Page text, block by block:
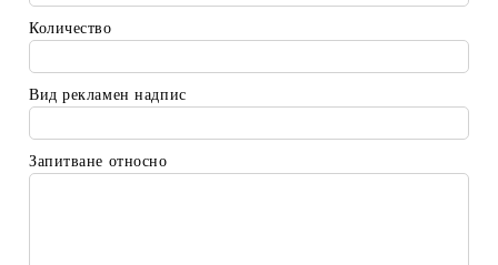
Количество
Вид рекламен надпис
Запитване относно